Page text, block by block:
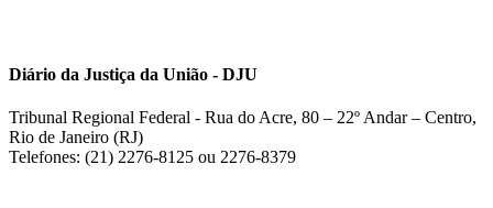
Diário da Justiça da União - DJU
Tribunal Regional Federal - Rua do Acre, 80 – 22º Andar – Centro,
Rio de Janeiro (RJ)
Telefones: (21) 2276-8125 ou 2276-8379